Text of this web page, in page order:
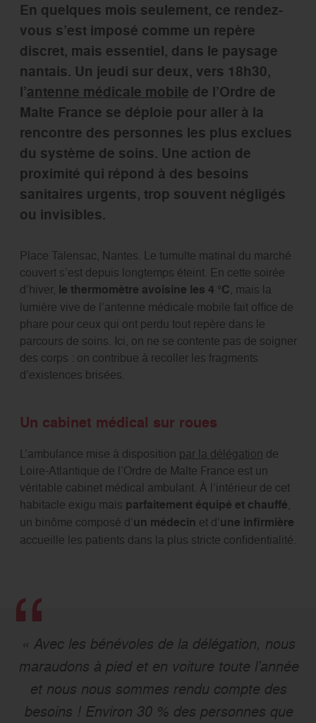
En quelques mois seulement, ce rendez-
vous s’est imposé comme un repère
discret, mais essentiel, dans le paysage
nantais. Un jeudi sur deux, vers 18h30,
l’antenne médicale mobile de l’Ordre de
Malte France se déploie pour aller à la
rencontre des personnes les plus exclues
du système de soins. Une action de
proximité qui répond à des besoins
sanitaires urgents, trop souvent négligés
ou invisibles.
Place Talensac, Nantes. Le tumulte matinal du marché
couvert s’est depuis longtemps éteint. En cette soirée
d’hiver, le thermomètre avoisine les 4 °C, mais la
lumière vive de l’antenne médicale mobile fait office de
phare pour ceux qui ont perdu tout repère dans le
parcours de soins. Ici, on ne se contente pas de soigner
des corps : on contribue à recoller les fragments
d’existences brisées.
Un cabinet médical sur roues
L’ambulance mise à disposition par la délégation de
Loire-Atlantique de l’Ordre de Malte France est un
véritable cabinet médical ambulant. À l’intérieur de cet
habitacle exigu mais parfaitement équipé et chauffé,
un binôme composé d’un médecin et d’une infirmière
accueille les patients dans la plus stricte confidentialité.
« Avec les bénévoles de la délégation, nous
maraudons à pied et en voiture toute l’année
et nous nous sommes rendu compte des
besoins ! Environ 30 % des personnes que